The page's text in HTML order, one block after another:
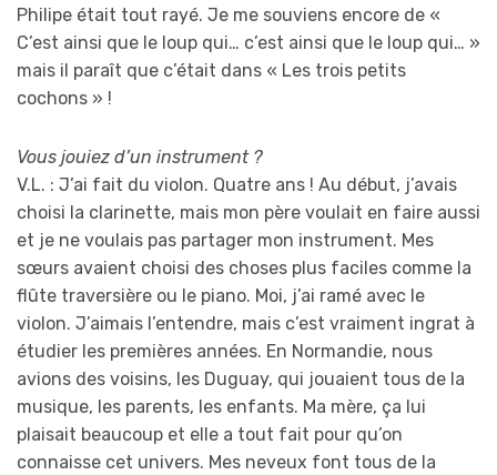
Philipe était tout rayé. Je me souviens encore de «
C’est ainsi que le loup qui… c’est ainsi que le loup qui… »
mais il paraît que c’était dans « Les trois petits
cochons » !
Vous jouiez d’un instrument ?
V.L. : J’ai fait du violon. Quatre ans ! Au début, j’avais
choisi la clarinette, mais mon père voulait en faire aussi
et je ne voulais pas partager mon instrument. Mes
sœurs avaient choisi des choses plus faciles comme la
flûte traversière ou le piano. Moi, j’ai ramé avec le
violon. J’aimais l’entendre, mais c’est vraiment ingrat à
étudier les premières années. En Normandie, nous
avions des voisins, les Duguay, qui jouaient tous de la
musique, les parents, les enfants. Ma mère, ça lui
plaisait beaucoup et elle a tout fait pour qu’on
connaisse cet univers. Mes neveux font tous de la